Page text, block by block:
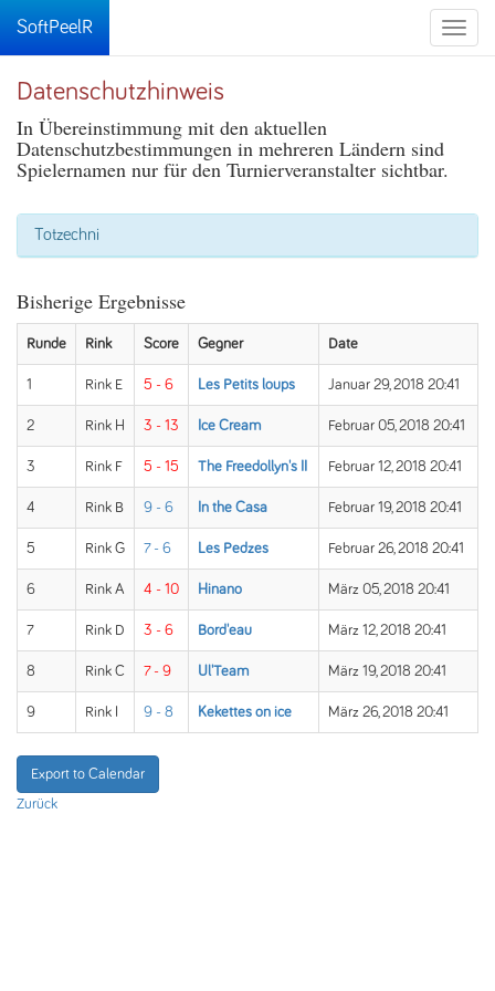
Toggle
SoftPeelR
Datenschutzhinweis
In Übereinstimmung mit den aktuellen
Datenschutzbestimmungen in mehreren Ländern sind
Spielernamen nur für den Turnierveranstalter sichtbar.
Totzechni
Bisherige Ergebnisse
Runde Rink Score Gegner Date
1 Rink E 5 - 6 Les Petits loups Januar 29, 2018 20:41
2 Rink H 3 - 13 Ice Cream Februar 05, 2018 20:41
3 Rink F 5 - 15 The Freedollyn's II Februar 12, 2018 20:41
4 Rink B 9 - 6 In the Casa Februar 19, 2018 20:41
5 Rink G 7 - 6 Les Pedzes Februar 26, 2018 20:41
6 Rink A 4 - 10 Hinano März 05, 2018 20:41
7 Rink D 3 - 6 Bord'eau März 12, 2018 20:41
8 Rink C 7 - 9 Ul'Team März 19, 2018 20:41
9 Rink I 9 - 8 Kekettes on ice März 26, 2018 20:41
Export to Calendar
Zurück